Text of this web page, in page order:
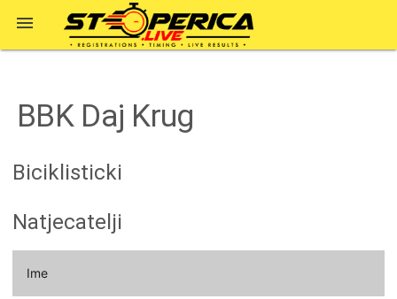

BBK Daj Krug
Biciklisticki
Natjecatelji
Ime